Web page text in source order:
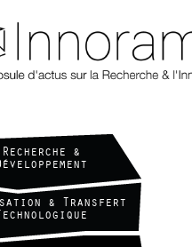
Recherche &
& Transfert